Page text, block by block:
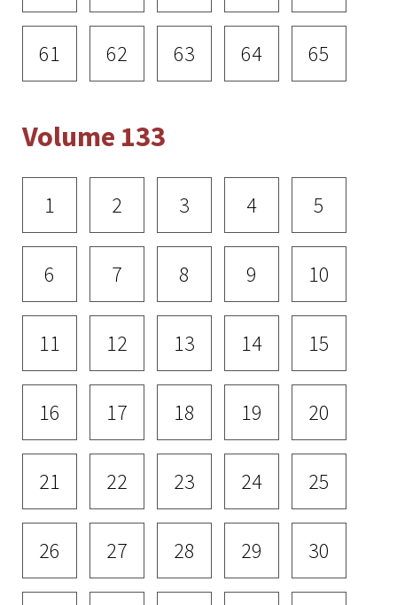
61 62 63 64 65
Volume 133
1 2 3 4 5
6 7 8 9 10
11 12 13 14 15
16 17 18 19 20
21 22 23 24 25
26 27 28 29 30